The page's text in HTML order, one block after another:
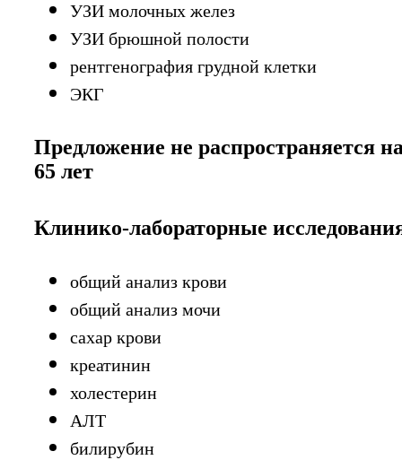
УЗИ молочных желез
УЗИ брюшной полости
рентгенография грудной клетки
ЭКГ
Предложение не распространяется
65 лет
Клинико-лабораторные
общий анализ крови
общий анализ мочи
сахар крови
креатинин
холестерин
АЛТ
билирубин